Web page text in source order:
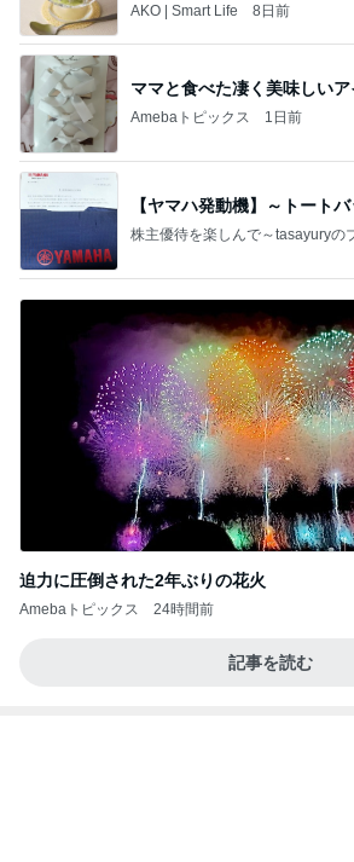
トレ
AKO | Smart Life 8日前
ママと食べた凄く美味しいア
Amebaトピックス 1日前
【ヤマハ発動機】～トート
株主優待を楽しんで～tasayuryの
迫力に圧倒された2年ぶりの花火
Amebaトピックス 24時間前
記事を読む